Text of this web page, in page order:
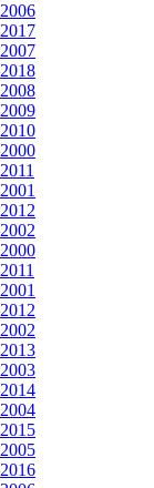
2006
2017
2007
2018
2008
2009
2010
2000
2011
2001
2012
2002
2000
2011
2001
2012
2002
2013
2003
2014
2004
2015
2005
2016